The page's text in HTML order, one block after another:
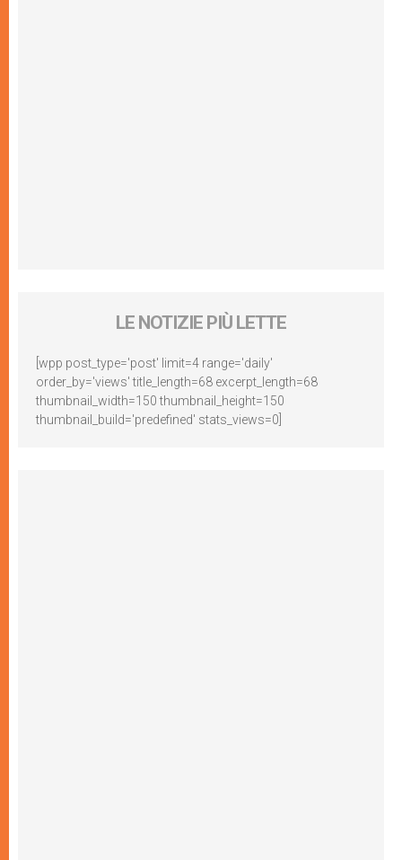
LE NOTIZIE PIÙ LETTE
[wpp post_type='post' limit=4 range='daily'
order_by='views' title_length=68 excerpt_length=68
thumbnail_width=150 thumbnail_height=150
thumbnail_build='predefined' stats_views=0]